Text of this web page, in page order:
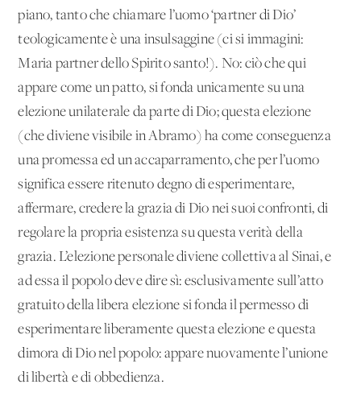
piano, tanto che chiamare l’uomo ‘partner di Dio’
teologicamente è una insulsaggine (ci si immagini:
Maria partner dello Spirito santo!). No: ciò che qui
appare come un patto, si fonda unicamente su una
elezione unilaterale da parte di Dio; questa elezione
(che diviene visibile in Abramo) ha come conseguenza
una promessa ed un accaparramento, che per l’uomo
significa essere ritenuto degno di esperimentare,
affermare, credere la grazia di Dio nei suoi confronti, di
regolare la propria esistenza su questa verità della
grazia. L’elezione personale diviene collettiva al Sinai, e
ad essa il popolo deve dire sì: esclusivamente sull’atto
gratuito della libera elezione si fonda il permesso di
esperimentare liberamente questa elezione e questa
dimora di Dio nel popolo: appare nuovamente l’unione
di libertà e di obbedienza.